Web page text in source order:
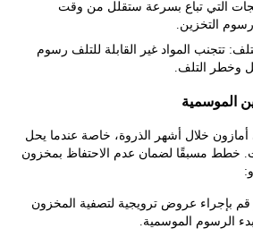
تباع بسرعة ستقلل من وقت
المواد غير القابلة للتلف رسوم
التلف.
أشهر الذروة، خاصة عندما يحل
لضمان عدم الاحتفاظ بمخزون
عروض ترويجية لتصفية المخزون
الموسمية.